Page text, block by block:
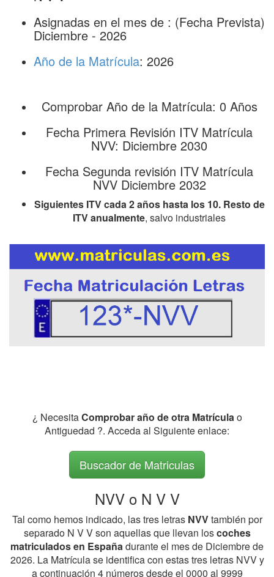
Asignadas en el mes de : (Fecha Prevista)
Diciembre - 2026
Año de la Matrícula: 2026
Comprobar Año de la Matrícula: 0 Años
Fecha Primera Revisión ITV Matrícula
NVV: Diciembre 2030
Fecha Segunda revisión ITV Matrícula
NVV Diciembre 2032
Siguientes ITV cada 2 años hasta los 10. Resto de
ITV anualmente, salvo industriales
¿ NecesitaComprobar año de otra Matrículao
Antiguedad ?. Acceda al Siguiente enlace:
Buscador de Matriculas
NVV o N V V
Tal como hemos indicado, las tres letras NVVtambién por
separado N V V son aquellas que llevan loscoches
matriculados en Españadurante el mes de Diciembre de
2026. La Matrícula se identifica con estas tres letras NVV y
a continuación 4 números desde el 0000 al 9999